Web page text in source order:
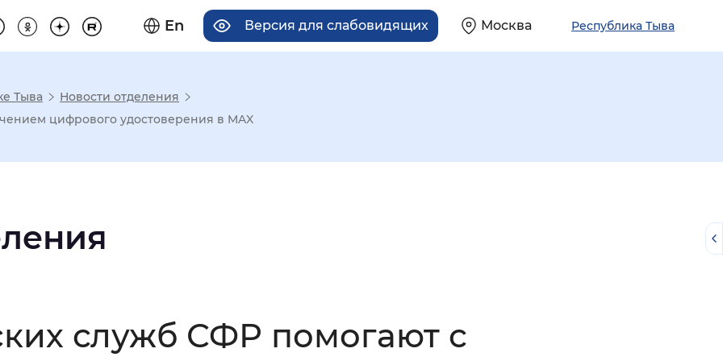
En Версия для слабовидящих Москва Республика Тыва
отображения
Увеличенный
Тыва
Новости отделения
цифрового удостоверения в MAX
служб СФР помогают с